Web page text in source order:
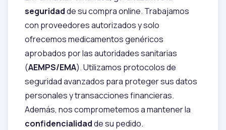
seguridadde su compra online. Trabajamos
con proveedores autorizados y solo
ofrecemos medicamentos genéricos
aprobados por las autoridades sanitarias
(AEMPS/EMA). Utilizamos protocolos de
seguridad avanzados para proteger sus datos
personales y transacciones financieras.
Además, nos comprometemos a mantener la
confidencialidadde su pedido.